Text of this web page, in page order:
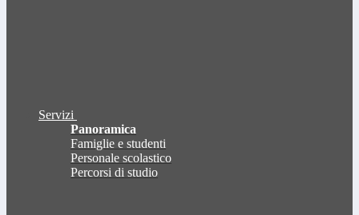
Servizi
Panoramica
Famiglie e studenti
Personale scolastico
Percorsi di studio